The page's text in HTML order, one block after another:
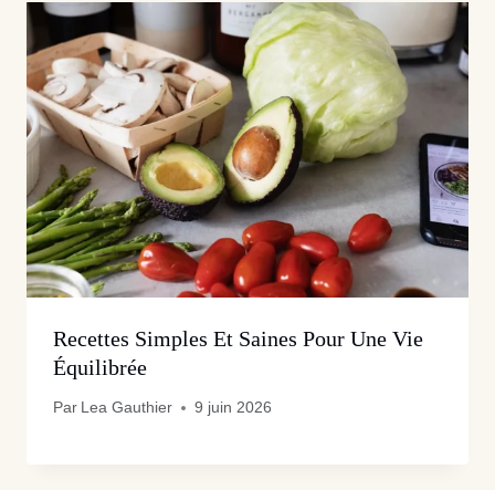
Recettes Simples Et Saines Pour Une Vie
Équilibrée
Par Lea Gauthier 9 juin 2026